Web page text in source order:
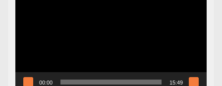
00:00 15:49